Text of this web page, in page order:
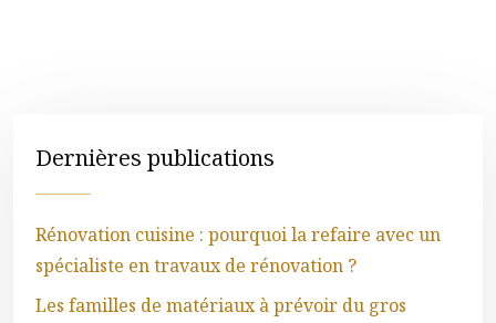
Dernières publications
Rénovation cuisine : pourquoi la refaire avec un
spécialiste en travaux de rénovation ?
Les familles de matériaux à prévoir du gros